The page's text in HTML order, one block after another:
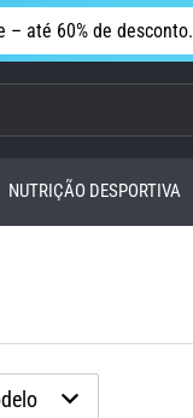
– até 60% de desconto.
NUTRIÇÃO DESPORTIVA